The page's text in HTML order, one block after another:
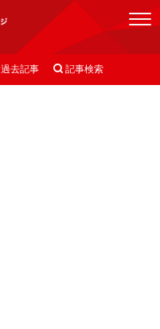
過去記事  記事検索